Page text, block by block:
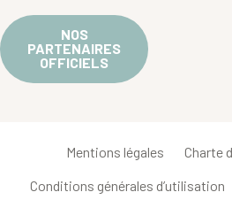
NOS
PARTENAIRES
OFFICIELS
Mentions légales Charte
Conditions générales d’utilisation